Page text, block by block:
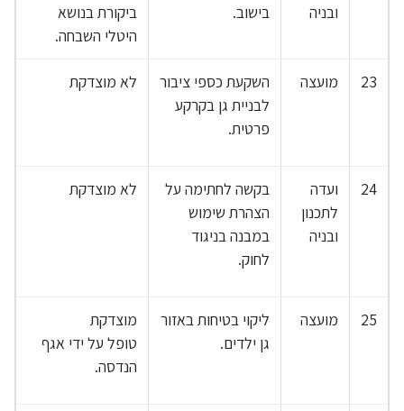
ובניה
בישוב.
ביקורת בנושא
היטלי השבחה.
23 מועצה
השקעת כספי ציבור
לבניית גן בקרקע
פרטית.
לא מוצדקת
24
ועדה
לתכנון
ובניה
בקשה לחתימה על
הצהרת שימוש
במבנה בניגוד
לחוק.
לא מוצדקת
25 מועצה
ליקוי בטיחות באזור
גן ילדים.
מוצדקת
טופל על ידי אגף
הנדסה.